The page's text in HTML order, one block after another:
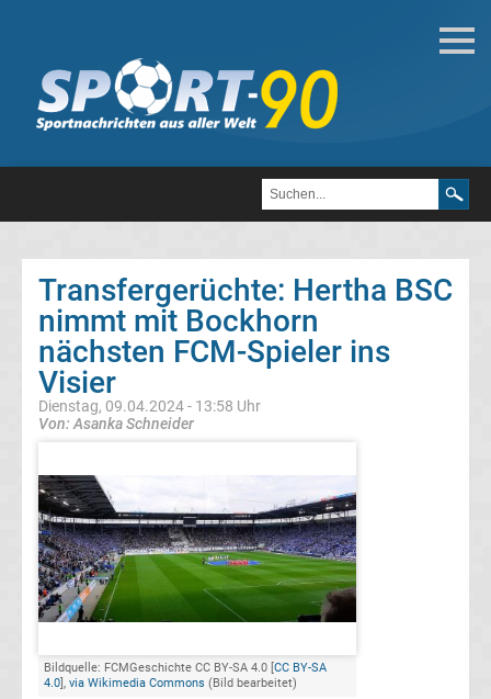
Deutsche
Transfergerüchte
FC
Heidenheim
1846
Transfergerüchte
1.
FC
Kaiserslautern
1.
Transfergerüchte: Hertha BSC
nimmt mit Bockhorn
nächsten FCM-Spieler ins
Visier
Dienstag, 09.04.2024 - 13:58 Uhr
Von: Asanka Schneider
Bildquelle: FCMGeschichte CC BY-SA 4.0 [CC BY-SA
4.0], via Wikimedia Commons (Bild bearbeitet)